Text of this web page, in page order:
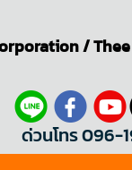
/
ด่วนโทร 096-